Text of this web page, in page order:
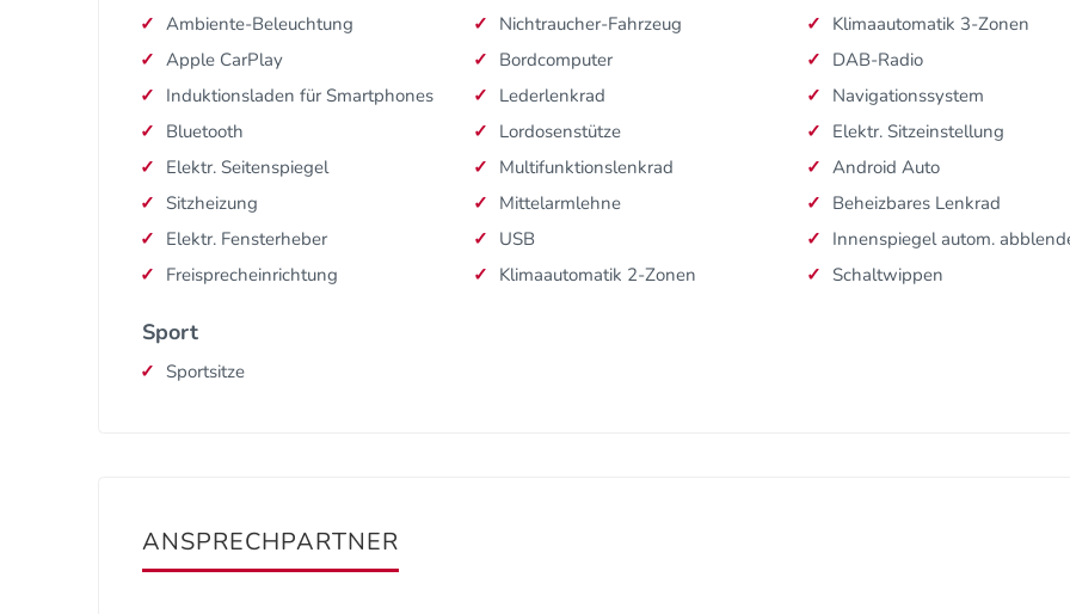
Ambiente-Beleuchtung
Apple CarPlay
Induktionsladen für Smartphones
Bluetooth
Elektr. Seitenspiegel
Sitzheizung
Elektr. Fensterheber
Freisprecheinrichtung
Nichtraucher-Fahrzeug
Bordcomputer
Lederlenkrad
Lordosenstütze
Multifunktionslenkrad
Mittelarmlehne
USB
Klimaautomatik 2-Zonen
Klimaautomatik 3-Zonen
DAB-Radio
Navigationssystem
Elektr. Sitzeinstellung
Android Auto
Beheizbares Lenkrad
Innenspiegel autom.
Schaltwippen
Sport
Sportsitze
ANSPRECHPARTNER